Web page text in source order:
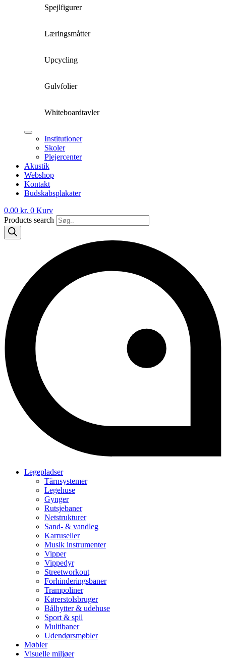
Spejlfigurer
Læringsmåtter
Upcycling
Gulvfolier
Whiteboardtavler
Institutioner
Skoler
Plejercenter
Akustik
Webshop
Kontakt
Budskabsplakater
0,00 kr. 0 Kurv
Products search
Legepladser
Tårnsystemer
Legehuse
Gynger
Rutsjebaner
Netstrukturer
Sand- & vandleg
Karruseller
Musik instrumenter
Vipper
Vippedyr
Streetworkout
Forhinderingsbaner
Trampoliner
Kørerstolsbruger
Bålhytter & udehuse
Sport & spil
Multibaner
Udendørsmøbler
Møbler
Visuelle miljøer